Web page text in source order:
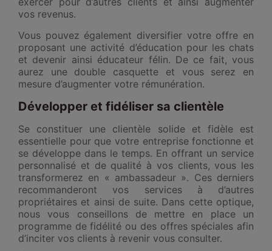
vos revenus.
Vous pouvez également diversifier votre offre en
proposant une activité d’éducation pour les chats
et devenir ainsi éducateur félin. De ce fait, vous
aurez une double casquette et vous serez en
mesure d’augmenter votre rémunération.
Développer et fidéliser sa clientèle
Se constituer une clientèle solide et fidèle est
essentielle pour que votre entreprise fonctionne et
se développe dans le temps. En offrant un service
personnalisé et de qualité à vos clients, vous les
transformerez en « ambassadeur ». Ces derniers
recommanderont vos services à d’autres
propriétaires et ainsi de suite. Dans cette optique,
nous vous conseillons de mettre en place un
programme de fidélité ou des offres spéciales afin
d’inciter vos clients à revenir vous consulter.